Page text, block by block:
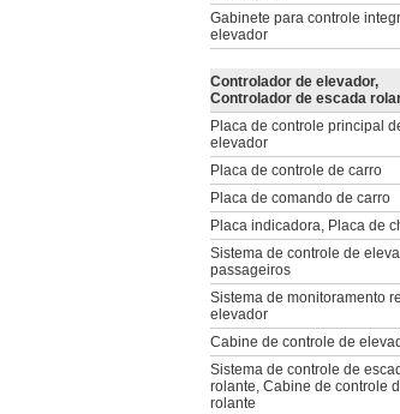
Gabinete para controle
elevador
Controlador de elevador,
Controlador de escada
Placa de controle principal
elevador
Placa de controle de carro
Placa de comando de carro
Placa indicadora, Placa de
Sistema de controle de
passageiros
Sistema de monitoramento
elevador
Cabine de controle de
Sistema de controle de
rolante, Cabine de controle
rolante